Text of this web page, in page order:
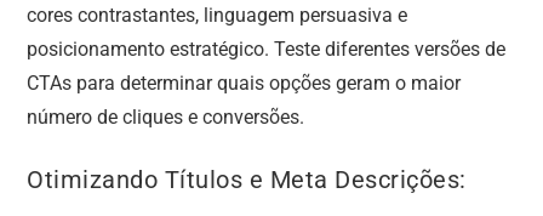
cores contrastantes, linguagem persuasiva e
posicionamento estratégico. Teste diferentes versões de
CTAs para determinar quais opções geram o maior
número de cliques e conversões.
Otimizando Títulos e Meta Descrições: